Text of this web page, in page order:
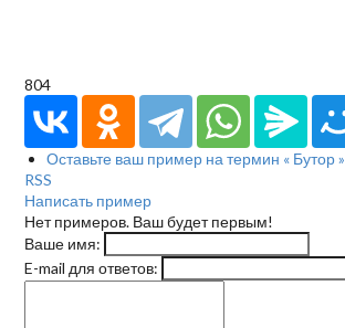
804
Оставьте ваш пример на термин « Бутор »
RSS
Написать пример
Нет примеров. Ваш будет первым!
Ваше имя:
E-mail для ответов: